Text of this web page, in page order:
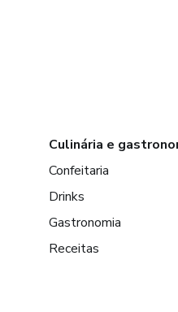
Culinária e
Confeitaria
Drinks
Gastronomia
Receitas